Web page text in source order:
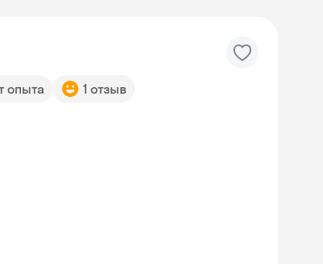
опыта 1 отзыв